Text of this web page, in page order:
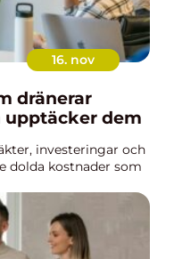
16. nov
dränerar
upptäcker dem
investeringar och
dolda kostnader som